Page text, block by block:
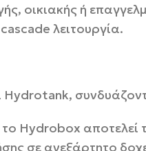
οικιακής ή
λειτουργία.
Hydrobox αποτελεί
σε ανεξάρτητο